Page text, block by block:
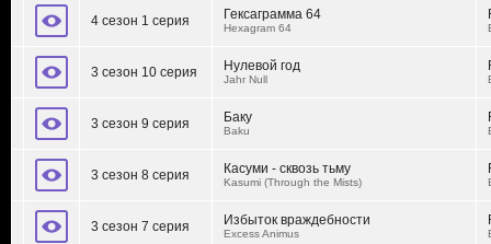
4 сезон 1 серия Гексаграмма 64
Hexagram 64
3 сезон 10 серия Нулевой год
Jahr Null
3 сезон 9 серия Баку
Baku
3 сезон 8 серия Касуми - сквозь тьму
Kasumi (Through the Mists)
3 сезон 7 серия Избыток враждебности
Excess Animus